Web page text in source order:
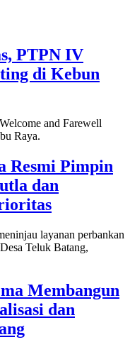
PTPN IV
di Kebun
Resmi Pimpin
dan
Membangun
dan